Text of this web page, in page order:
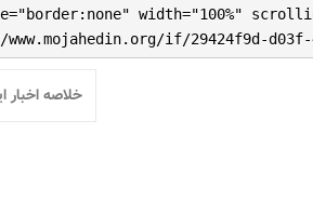
width="100%"
if/29424f9d-d03f-
خلاصه اخبار